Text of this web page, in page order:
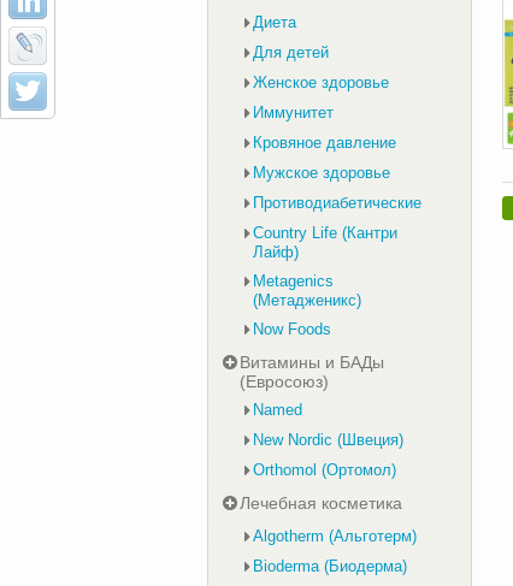
Диета
Для детей
Женское здоровье
Иммунитет
Кровяное давление
Мужское здоровье
Противодиабетические
Country Life (Кантри
Лайф)
Metagenics
(Метадженикс)
Now Foods
Витамины и БАДы
(Евросоюз)
Named
New Nordic (Швеция)
Orthomol (Ортомол)
Лечебная косметика
Algotherm (Альготерм)
Bioderma (Биодерма)